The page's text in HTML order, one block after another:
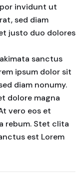
invidunt ut
sed diam
justo duo dolores
sanctus
ipsum dolor sit
diam nonumy.
dolore magna
vero eos et
rebum. Stet clita
est Lorem